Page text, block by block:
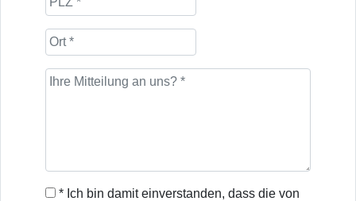
* Ich bin damit einverstanden, dass die von